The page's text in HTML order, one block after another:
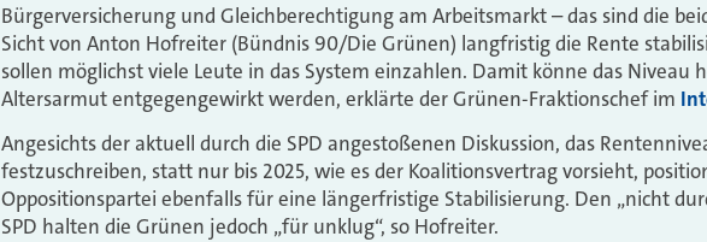
Bürgerversicherung und Gleichberechtigung am Arbeitsmarkt – das sind die
Sicht von Anton Hofreiter (Bündnis 90/Die Grünen) langfristig die Rente
sollen möglichst viele Leute in das System einzahlen. Damit könne das Niveau
Altersarmut entgegengewirkt werden, erklärte der Grünen-Fraktionschef im
Angesichts der aktuell durch die SPD angestoßenen Diskussion, das
festzuschreiben, statt nur bis 2025, wie es der Koalitionsvertrag vorsieht,
Oppositionspartei ebenfalls für eine längerfristige Stabilisierung. Den „nicht
SPD halten die Grünen jedoch „für unklug“, so Hofreiter.